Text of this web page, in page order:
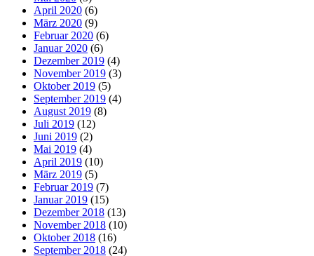
April 2020 (6)
März 2020 (9)
Februar 2020 (6)
Januar 2020 (6)
Dezember 2019 (4)
November 2019 (3)
Oktober 2019 (5)
September 2019 (4)
August 2019 (8)
Juli 2019 (12)
Juni 2019 (2)
Mai 2019 (4)
April 2019 (10)
März 2019 (5)
Februar 2019 (7)
Januar 2019 (15)
Dezember 2018 (13)
November 2018 (10)
Oktober 2018 (16)
September 2018 (24)